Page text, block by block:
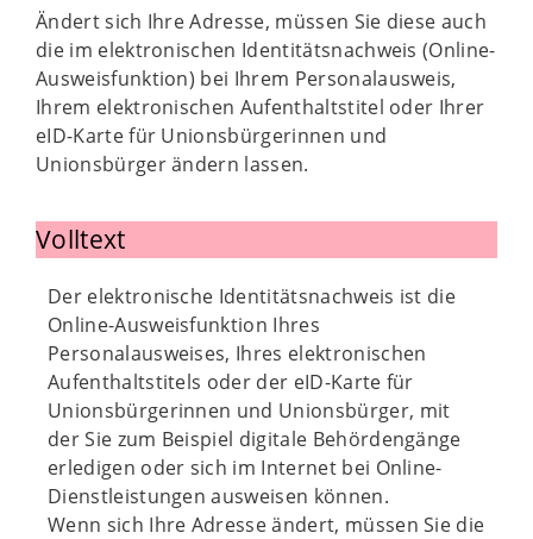
Ändert sich Ihre Adresse, müssen Sie diese auch
die im elektronischen Identitätsnachweis (Online-
Ausweisfunktion) bei Ihrem Personalausweis,
Ihrem elektronischen Aufenthaltstitel oder Ihrer
eID-Karte für Unionsbürgerinnen und
Unionsbürger ändern lassen.
Volltext
Der elektronische Identitätsnachweis ist die
Online-Ausweisfunktion Ihres
Personalausweises, Ihres elektronischen
Aufenthaltstitels oder der eID-Karte für
Unionsbürgerinnen und Unionsbürger, mit
der Sie zum Beispiel digitale Behördengänge
erledigen oder sich im Internet bei Online-
Dienstleistungen ausweisen können.
Wenn sich Ihre Adresse ändert, müssen Sie die